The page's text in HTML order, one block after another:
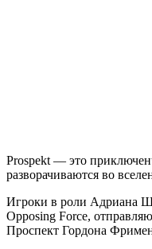
Prospekt — это
разворачиваются во
Игроки в роли Адриана
Opposing Force,
Проспект Гордона